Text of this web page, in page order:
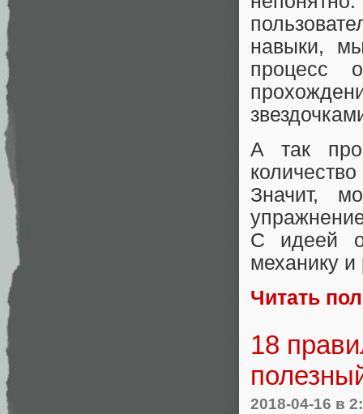
навыки,
процесс
А так
Значит,
С идеей
механику и
Читать
18
2018-04-16 в